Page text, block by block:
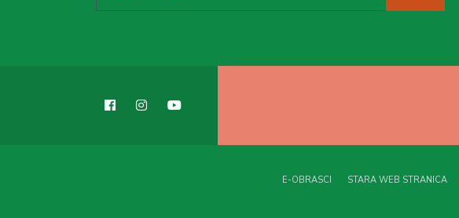
E-OBRASCI STARA WEB STRANICA